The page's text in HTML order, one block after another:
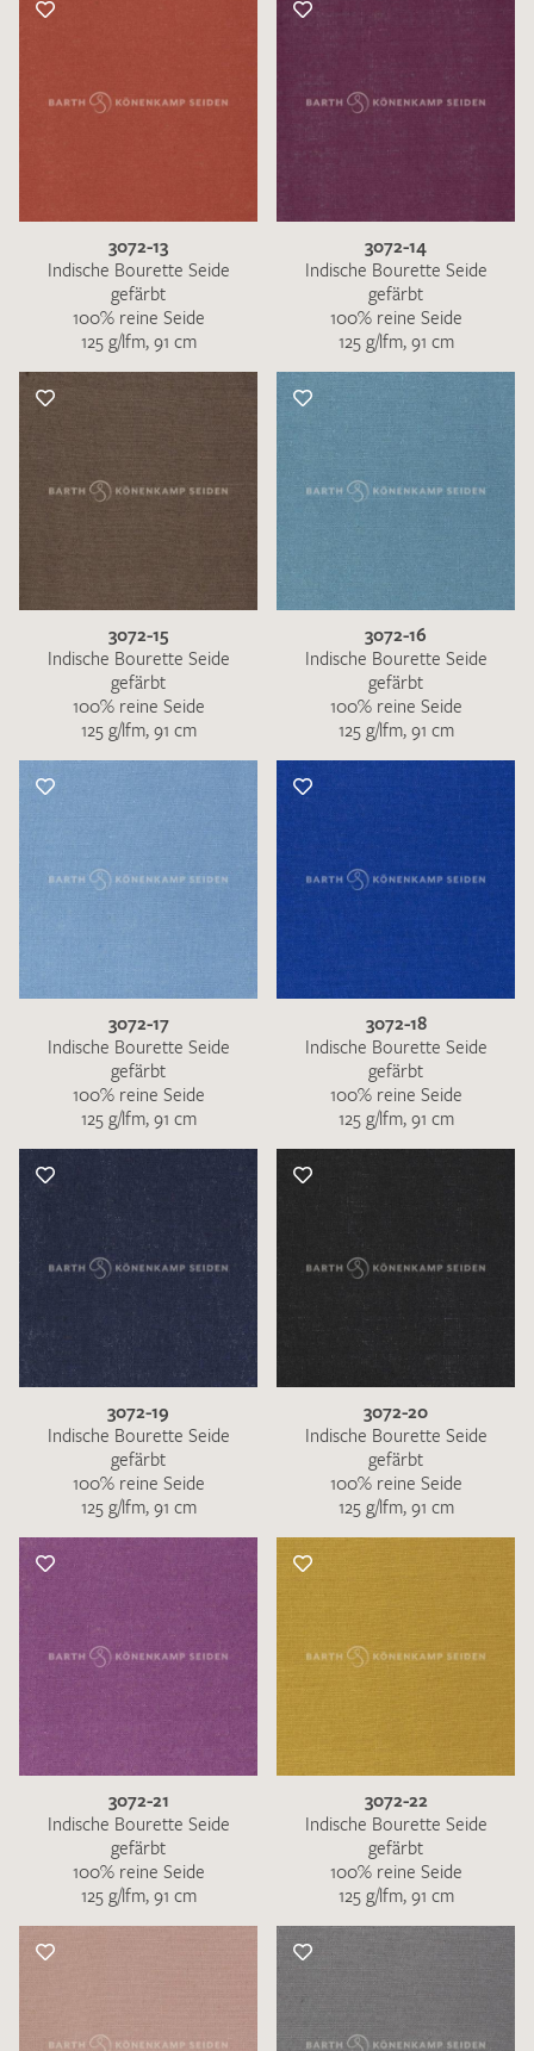
3072-13
Indische Bourette Seide
gefärbt
100% reine Seide
125 g/lfm, 91 cm
3072-14
Indische Bourette Seide
gefärbt
100% reine Seide
125 g/lfm, 91 cm
3072-15
Indische Bourette Seide
gefärbt
100% reine Seide
125 g/lfm, 91 cm
3072-16
Indische Bourette Seide
gefärbt
100% reine Seide
125 g/lfm, 91 cm
3072-17
Indische Bourette Seide
gefärbt
100% reine Seide
125 g/lfm, 91 cm
3072-18
Indische Bourette Seide
gefärbt
100% reine Seide
125 g/lfm, 91 cm
3072-19
Indische Bourette Seide
gefärbt
100% reine Seide
125 g/lfm, 91 cm
3072-20
Indische Bourette Seide
gefärbt
100% reine Seide
125 g/lfm, 91 cm
3072-21
Indische Bourette Seide
gefärbt
100% reine Seide
125 g/lfm, 91 cm
3072-22
Indische Bourette Seide
gefärbt
100% reine Seide
125 g/lfm, 91 cm